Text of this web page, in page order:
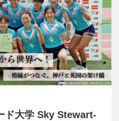
ド大学 Sky Stewart-